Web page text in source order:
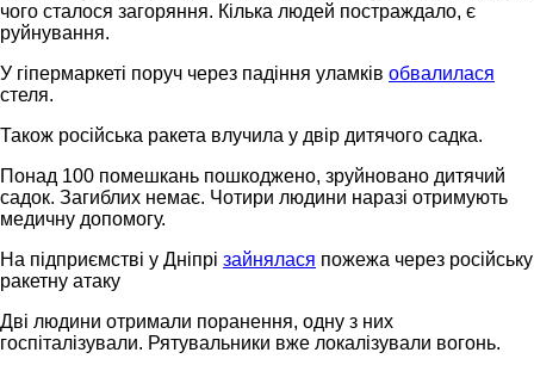
чого сталося загоряння. Кілька людей постраждало, є
руйнування.
У гіпермаркеті поруч через падіння уламків обвалилася
стеля.
Також російська ракета влучила у двір дитячого садка.
Понад 100 помешкань пошкоджено, зруйновано дитячий
садок. Загиблих немає. Чотири людини наразі отримують
медичну допомогу.
На підприємстві у Дніпрі зайнялася пожежа через російську
ракетну атаку
Дві людини отримали поранення, одну з них
госпіталізували. Рятувальники вже локалізували вогонь.